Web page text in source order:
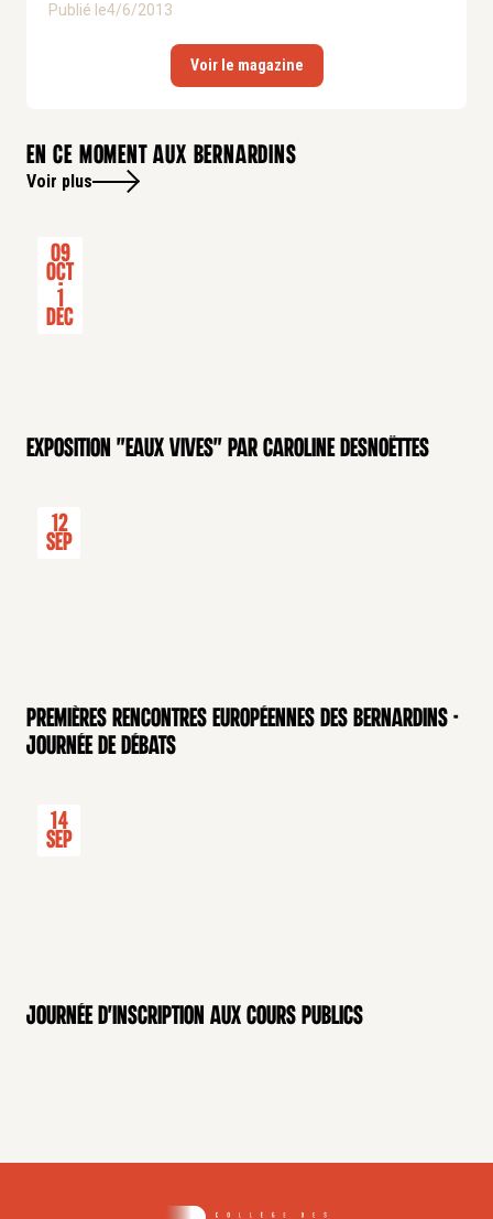
Publié le4/6/2013
Voir le magazine
En ce moment aux bernardins
Voir plus
09
Oct
-
1
Dec
Exposition "Eaux Vives" par Caroline Desnoëttes
12
Sep
Premières rencontres européennes des Bernardins -
Journée de débats
14
Sep
Journée d'inscription aux cours publics